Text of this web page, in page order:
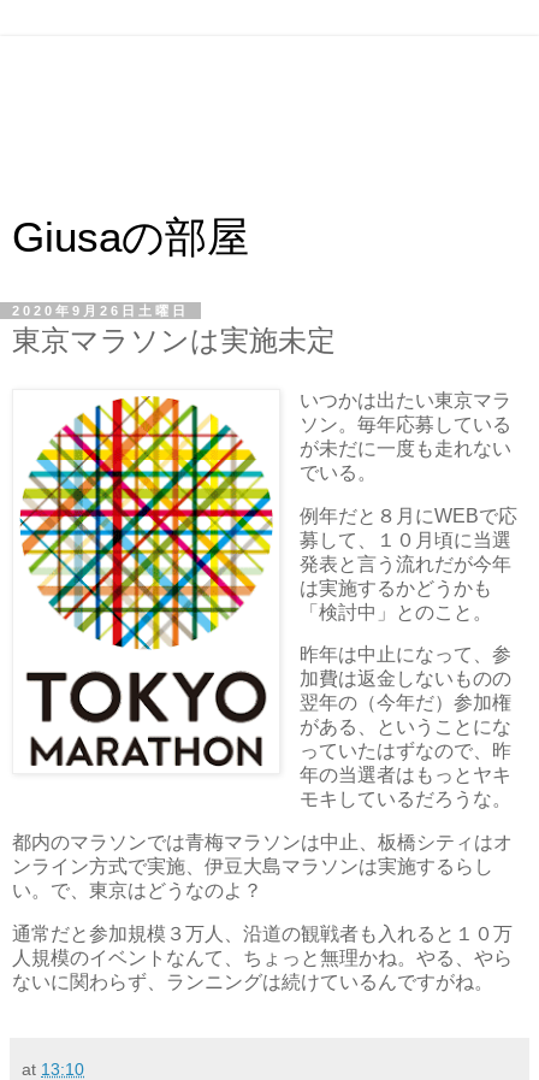
Giusaの部屋
2020年9月26日土曜日
東京マラソンは実施未定
いつかは出たい東京マラ
ソン。毎年応募している
が未だに一度も走れない
でいる。
例年だと８月にWEBで応
募して、１０月頃に当選
発表と言う流れだが今年
は実施するかどうかも
「検討中」とのこと。
昨年は中止になって、参
加費は返金しないものの
翌年の（今年だ）参加権
がある、ということにな
っていたはずなので、昨
年の当選者はもっとヤキ
モキしているだろうな。
都内のマラソンでは青梅マラソンは中止、板橋シティはオ
ンライン方式で実施、伊豆大島マラソンは実施するらし
い。で、東京はどうなのよ？
通常だと参加規模３万人、沿道の観戦者も入れると１０万
人規模のイベントなんて、ちょっと無理かね。やる、やら
ないに関わらず、ランニングは続けているんですがね。
at 13:10